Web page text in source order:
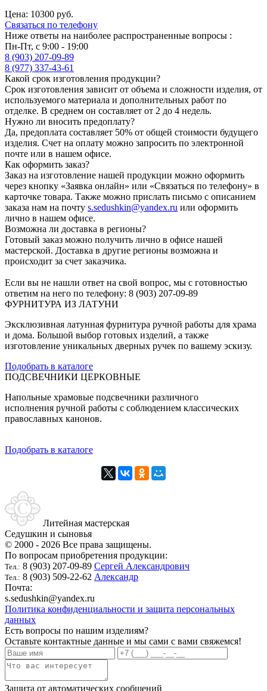
Цена: 10300 руб.
Связаться по телефону
Ниже ответы на наиболее распространенные вопросы :
Пн-Пт, с 9:00 - 19:00
8 (903) 207-09-89
8 (977) 337-43-61
Какой срок изготовления продукции?
Срок изготовления зависит от объема и сложности изделия, от
используемого материала и дополнительных работ по
отделке. В среднем он составляет от 2 до 4 недель.
Нужно ли вносить предоплату?
Да, предоплата составляет 50% от общей стоимости будущего
изделия. Счет на оплату можно запросить по электронной
почте или в нашем офисе.
Как оформить заказ?
Заказ на изготовление нашей продукции можно оформить
через кнопку «Заявка онлайн» или «Связаться по телефону» в
карточке товара. Также можно прислать письмо с описанием
заказа нам на почту s.sedushkin@yandex.ru или оформить
лично в нашем офисе.
Возможна ли доставка в регионы?
Готовый заказ можно получить лично в офисе нашей
мастерской. Доставка в другие регионы возможна и
происходит за счет заказчика.
Если вы не нашли ответ на свой вопрос, мы с готовностью
ответим на него по телефону: 8 (903) 207-09-89
ФУРНИТУРА ИЗ ЛАТУНИ
Эксклюзивная латунная фурнитура ручной работы для храма
и дома. Большой выбор готовых изделий, а также
изготовление уникальных дверных ручек по вашему эскизу.
Подобрать в каталоге
ПОДСВЕЧНИКИ ЦЕРКОВНЫЕ
Напольные храмовые подсвечники различного
исполнения ручной работы с соблюдением классических
православных канонов.
Подобрать в каталоге
Литейная мастерская
Седушкин и сыновья
© 2000 - 2026 Все права защищены.
По вопросам приобретения продукции:
Тел.: 8 (903) 207-09-89 Сергей Александрович
Тел.: 8 (903) 509-22-62 Александр
Почта:
s.sedushkin@yandex.ru
Политика конфиденциальности и защита персональных
данных
Есть вопросы по нашим изделиям?
Оставьте контактные данные и мы сами с вами свяжемся!
Защита от автоматических сообщений